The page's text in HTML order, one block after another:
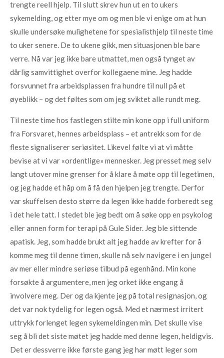
trengte reell hjelp. Til slutt skrev hun ut en to ukers
sykemelding, og etter mye om og men ble vi enige om at hun
skulle undersøke mulighetene for spesialisthjelp til neste time
to uker senere. De to ukene gikk, men situasjonen ble bare
verre. Nå var jeg ikke bare utmattet, men også tynget av
dårlig samvittighet overfor kollegaene mine. Jeg hadde
forsvunnet fra arbeidsplassen fra hundre til null på et
øyeblikk – og det føltes som om jeg sviktet alle rundt meg.
Til neste time hos fastlegen stilte min kone opp i full uniform
fra Forsvaret, hennes arbeidsplass – et antrekk som for de
fleste signaliserer seriøsitet. Likevel følte vi at vi måtte
bevise at vi var «ordentlige» mennesker. Jeg presset meg selv
langt utover mine grenser for å klare å møte opp til legetimen,
og jeg hadde et håp om å få den hjelpen jeg trengte. Derfor
var skuffelsen desto større da legen ikke hadde forberedt seg
i det hele tatt. I stedet ble jeg bedt om å søke opp en psykolog
eller annen form for terapi på Gule Sider. Jeg ble sittende
apatisk. Jeg, som hadde brukt alt jeg hadde av krefter for å
komme meg til denne timen, skulle nå selv navigere i en jungel
av mer eller mindre seriøse tilbud på egenhånd. Min kone
forsøkte å argumentere, men jeg orket ikke engang å
involvere meg. Der og da kjente jeg på total resignasjon, og
det var nok tydelig for legen også. Med et nærmest irritert
uttrykk forlenget legen sykemeldingen min. Det skulle vise
seg å bli det siste møtet jeg hadde med denne legen, heldigvis.
Det er dessverre ikke første gang jeg har møtt leger som